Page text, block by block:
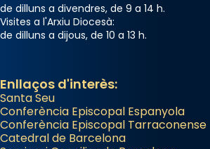
de dilluns a divendres, de 9 a 14 h.
Visites a l'Arxiu Diocesà:
de dilluns a dijous, de 10 a 13 h.
Enllaços d'interès:
Santa Seu
Conferència Episcopal Espanyola
Conferència Episcopal Tarraconense
Catedral de Barcelona